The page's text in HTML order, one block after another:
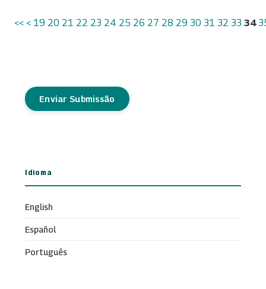
<< < 19 20 21 22 23 24 25 26 27 28 29 30 31 32 33 34
Enviar Submissão
Idioma
English
Español
Português